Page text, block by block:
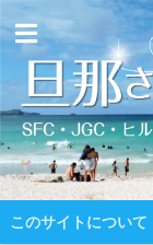
このサイトについて